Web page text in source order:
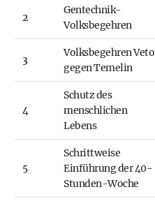
2
Gentechnik-
Volksbegehren
3
Volksbegehren Veto
gegen Temelin
4
Schutz des
menschlichen
Lebens
5
Schrittweise
Einführung der 40-
Stunden-Woche